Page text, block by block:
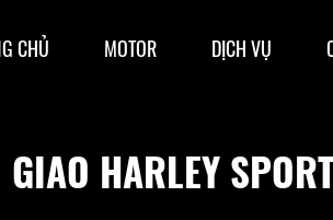
CHỦ MOTOR DỊCH VỤ
HARLEY